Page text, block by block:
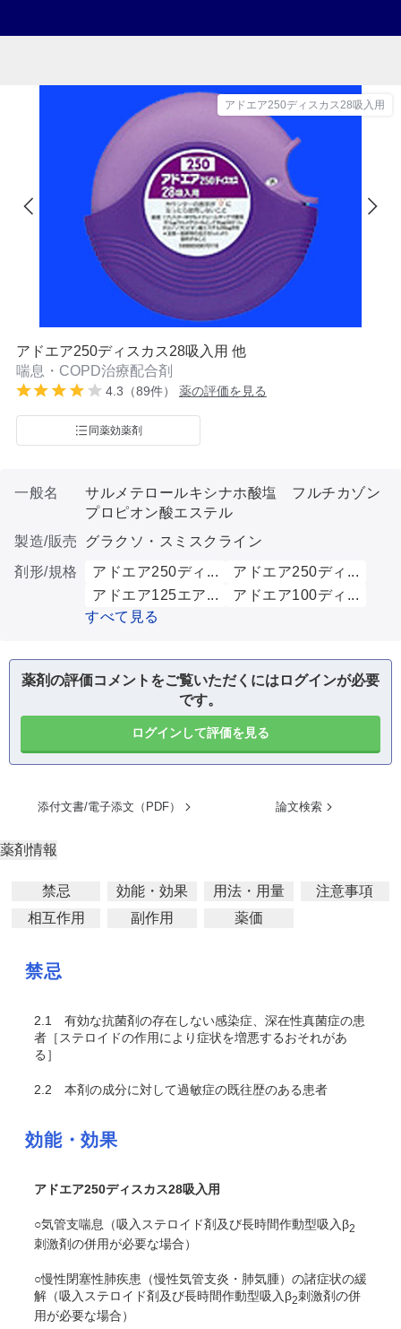
アドエア250ディスカス28吸入用
アドエア250ディスカス28吸入用 他
喘息・COPD治療配合剤
4.3（89件） 薬の評価を見る
同薬効薬剤
一般名
サルメテロールキシナホ酸塩 フルチカゾン
プロピオン酸エステル
製造/販売
グラクソ・スミスクライン
剤形/規格
アドエア250ディ...
アドエア250ディ...
アドエア125エア...
アドエア100ディ...
すべて見る
薬剤の評価コメントをご覧いただくにはログインが必要
です。
ログインして評価を見る
添付文書/電子添文（PDF） 論文検索
薬剤情報
禁忌 効能・効果 用法・用量
注意事項
相互作用
副作用 薬価
禁忌
2.1
有効な抗菌剤の存在しない感染症、深在性真菌症の患
者［ステロイドの作用により症状を増悪するおそれがあ
る］
2.2 本剤の成分に対して過敏症の既往歴のある患者
効能・効果
アドエア250ディスカス28吸入用
○気管支喘息（吸入ステロイド剤及び長時間作動型吸入β2
刺激剤の併用が必要な場合）
○慢性閉塞性肺疾患（慢性気管支炎・肺気腫）の諸症状の緩
解（吸入ステロイド剤及び長時間作動型吸入β2刺激剤の併
用が必要な場合）